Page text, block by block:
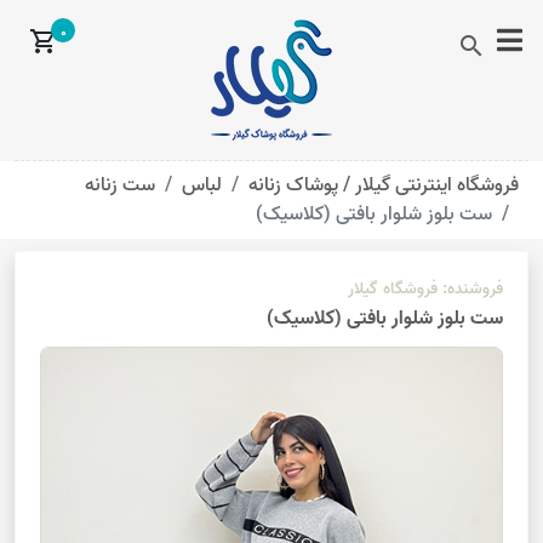
search
shopping_cart0
فروشگاه اینترنتی گیلار /پوشاک زنانه لباس
ست زنانه
ست بلوز شلوار بافتی (کلاسیک)
فروشنده: فروشگاه گیلار
ست بلوز شلوار بافتی (کلاسیک)